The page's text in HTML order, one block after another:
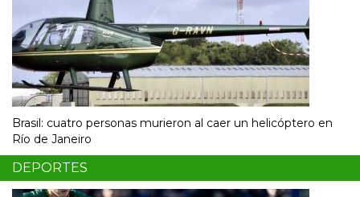
Brasil: cuatro personas murieron al caer un helicóptero en
Río de Janeiro
DEPORTES